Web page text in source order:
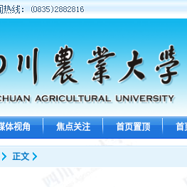
体视角 焦点关注 首页置顶 首
正文